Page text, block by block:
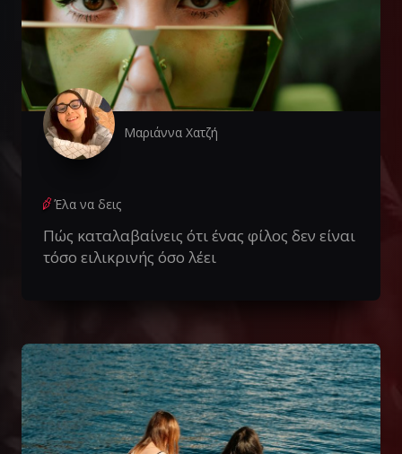
Μαριάννα Χατζή
Έλα να δεις
Πώς καταλαβαίνεις ότι ένας φίλος δεν είναι
τόσο ειλικρινής όσο λέει